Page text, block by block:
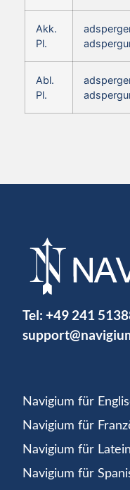
Akk.
Pl.
Abl.
Pl.
Tel: +49 241
Navigium für
Navigium für
Navigium für Latein
Navigium für